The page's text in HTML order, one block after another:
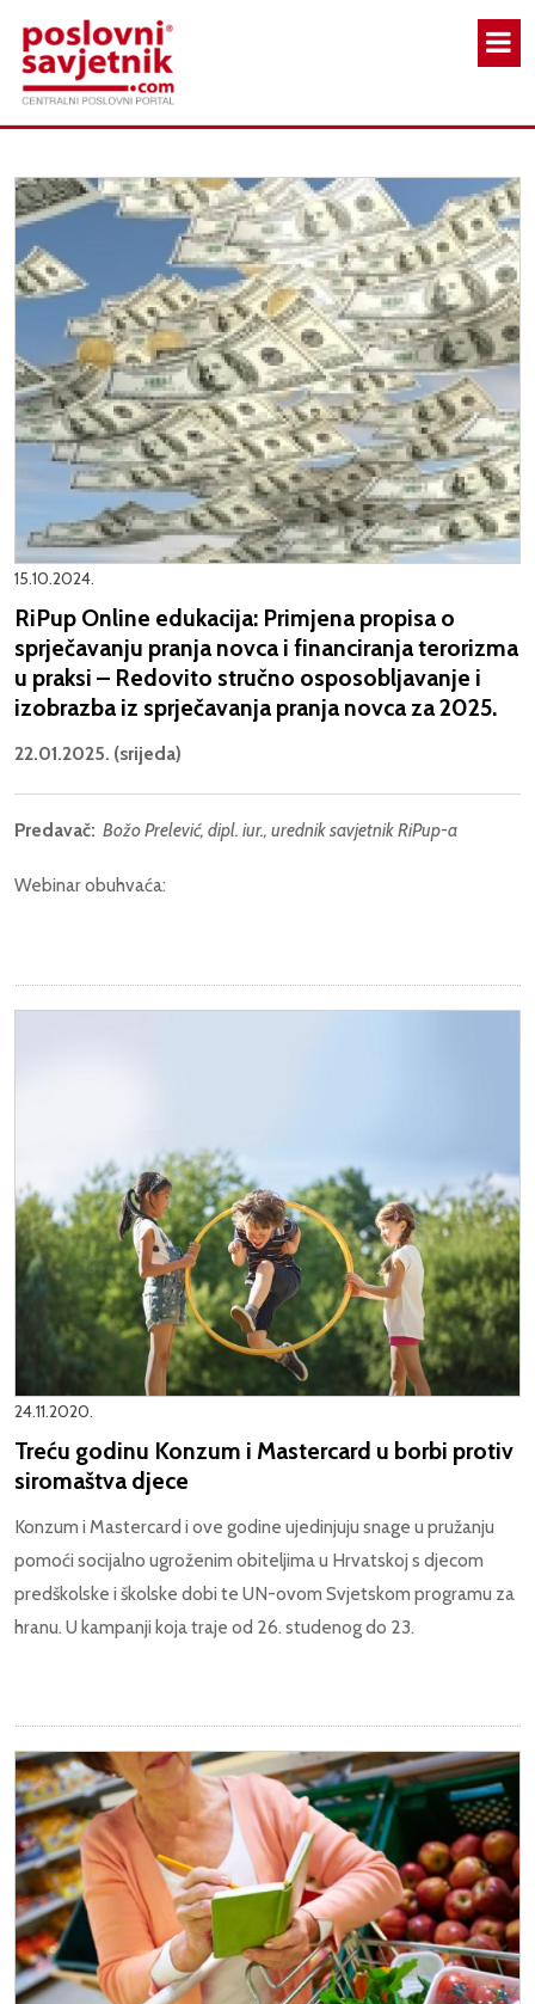
15.10.2024.
RiPup Online edukacija: Primjena propisa o
sprječavanju pranja novca i financiranja terorizma
u praksi – Redovito stručno osposobljavanje i
izobrazba iz sprječavanja pranja novca za 2025.
22.01.2025. (srijeda)
Predavač: Božo Prelević, dipl. iur., urednik savjetnik RiPup-a
Webinar obuhvaća:
24.11.2020.
Treću godinu Konzum i Mastercard u borbi protiv
siromaštva djece
Konzum i Mastercard i ove godine ujedinjuju snage u pružanju
pomoći socijalno ugroženim obiteljima u Hrvatskoj s djecom
predškolske i školske dobi te UN-ovom Svjetskom programu za
hranu. U kampanji koja traje od 26. studenog do 23.